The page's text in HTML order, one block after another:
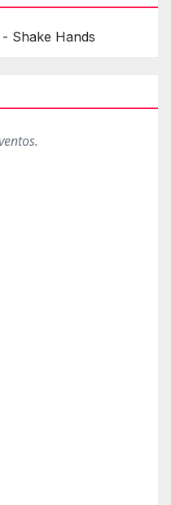
Shake Hands